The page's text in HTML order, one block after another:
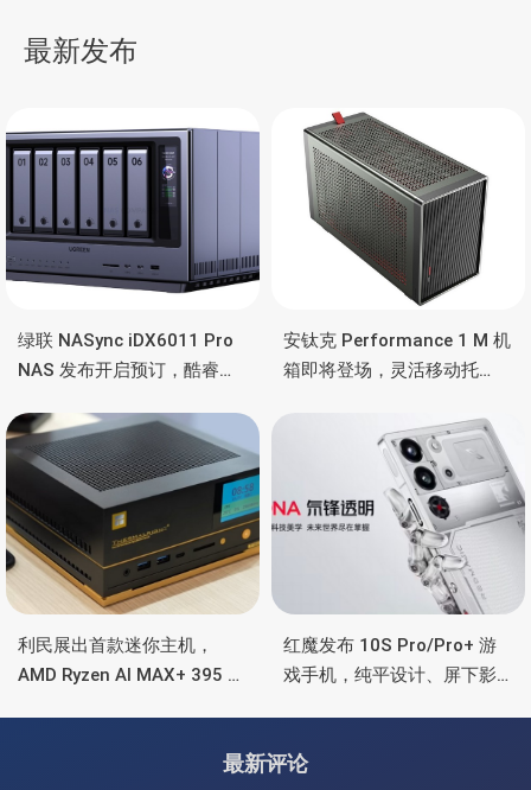
航
配置曝光
最新发布
绿联 NASync iDX6011 Pro
NAS 发布开启预订，酷睿
雷电4、OCuLink
安钛克 Performance 1 M 机
箱即将登场，灵活移动托
4090/RTX 5090
利民展出首款迷你主机，
AMD Ryzen AI MAX+ 395 处
红魔发布 10S Pro/Pro+ 游
戏手机，纯平设计、屏下影
最新评论